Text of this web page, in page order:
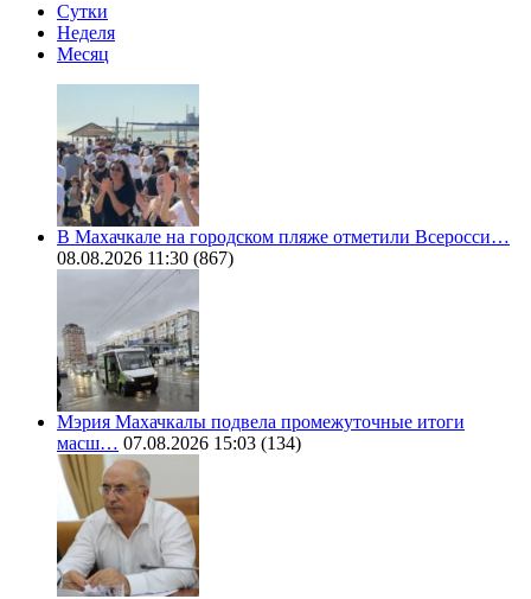
Сутки
Неделя
Месяц
В Махачкале на городском пляже отметили Всеросси…
08.08.2026 11:30 (867)
Мэрия Махачкалы подвела промежуточные итоги
масш… 07.08.2026 15:03 (134)